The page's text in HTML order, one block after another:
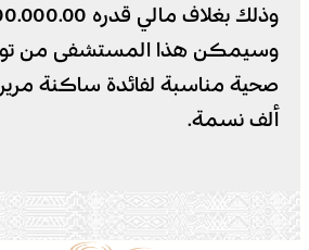
وسيمكن هذا المستشفى من
ألف نسمة.